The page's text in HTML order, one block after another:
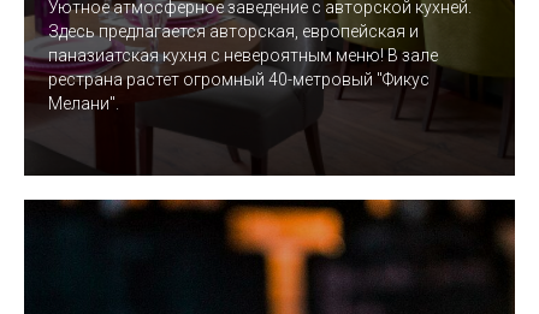
Уютное атмосферное заведение с авторской кухней.
Здесь предлагается авторская, европейская и
паназиатская кухня с невероятным меню! В зале
рестрана растет огромный 40-метровый "Фикус
Мелани".